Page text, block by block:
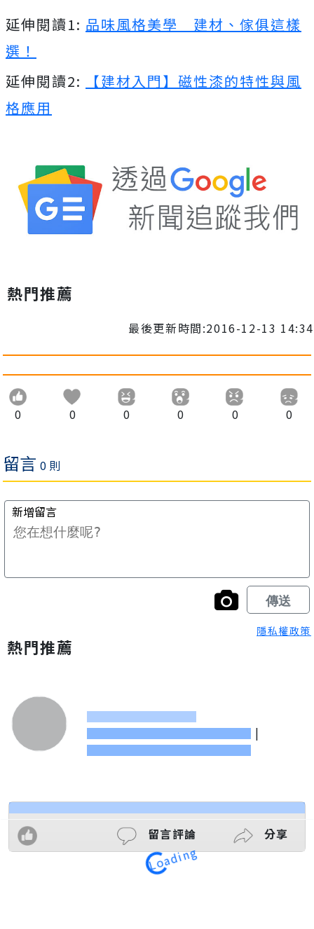
延伸閱讀1: 品味風格美學 建材、傢俱這樣
選！
延伸閱讀2:
【建材入門】磁性漆的特性與風
格應用
熱門推薦
最後更新時間:2016-12-13 14:34
0 0 0 0 0 0
隱私權政策
熱門推薦
|
留言評論 分享
Loading